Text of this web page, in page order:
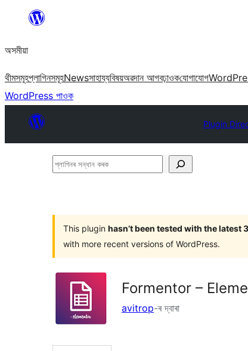
বিষয়বস্তুলৈ
যাওক
অসমীয়া
থীমসমূহপ্লাগিনসমূহNewsসাহায্যবিষয়অৱদান আগবঢ়াওকযোগাযোগ
WordPress পাওক
Plugin
প্লাগিনৰ
This plugin hasn’t been tested with the latest
with more recent versions of WordPress.
Formentor –
avitrop-ৰ দ্বাৰা